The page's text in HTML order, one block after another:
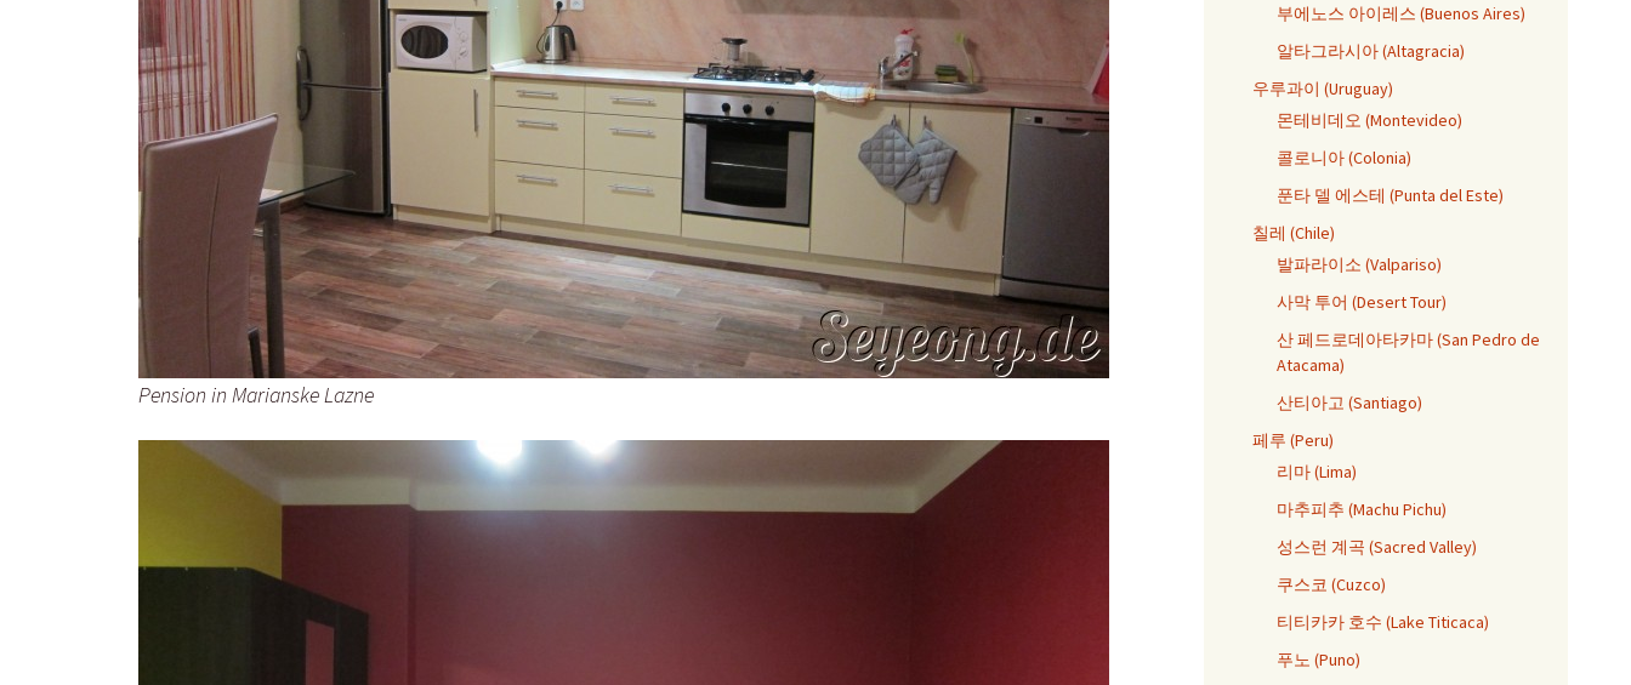
Pension in Marianske Lazne
부에노스 아이레스 (Buenos Aires)
알타그라시아 (Altagracia)
우루과이 (Uruguay)
몬테비데오 (Montevideo)
콜로니아 (Colonia)
푼타 델 에스테 (Punta del Este)
칠레 (Chile)
발파라이소 (Valpariso)
사막 투어 (Desert Tour)
산 페드로데아타카마 (San Pedro de
Atacama)
산티아고 (Santiago)
페루 (Peru)
리마 (Lima)
마추피추 (Machu Pichu)
성스런 계곡 (Sacred Valley)
쿠스코 (Cuzco)
티티카카 호수 (Lake Titicaca)
푸노 (Puno)